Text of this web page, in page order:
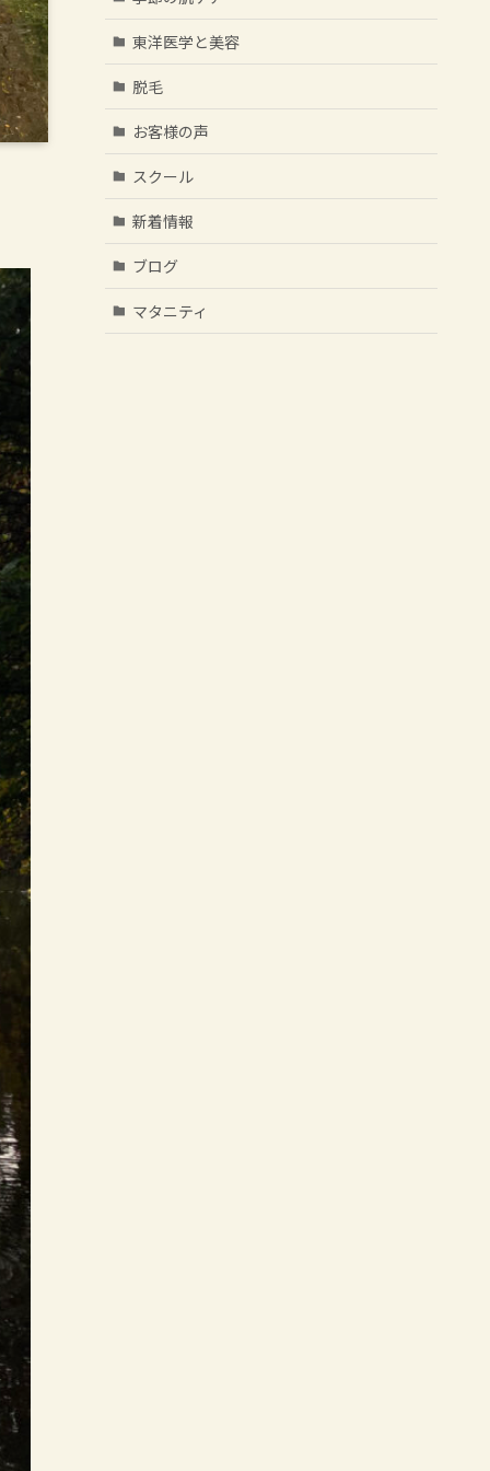
東洋医学と美容
脱毛
お客様の声
スクール
新着情報
ブログ
マタニティ